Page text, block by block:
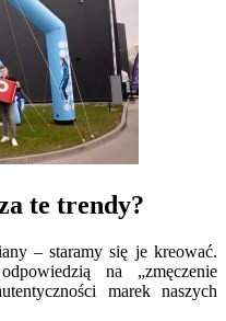
te trendy?
– staramy się je kreować.
na „zmęczenie
marek naszych